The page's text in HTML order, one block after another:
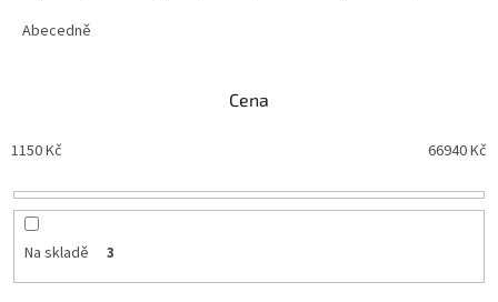
Abecedně
Cena
1150Kč 66940Kč
Na skladě 3